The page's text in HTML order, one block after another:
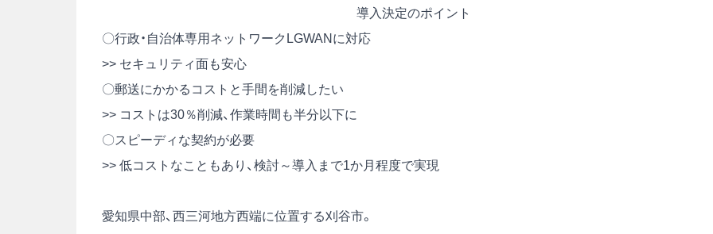
導入決定のポイント
〇行政・自治体専用ネットワークLGWANに対応
>> セキュリティ面も安心
〇郵送にかかるコストと手間を削減したい
>> コストは30％削減、作業時間も半分以下に
〇スピーディな契約が必要
>> 低コストなこともあり、検討～導入まで1か月程度で実現
愛知県中部、西三河地方西端に位置する刈谷市。